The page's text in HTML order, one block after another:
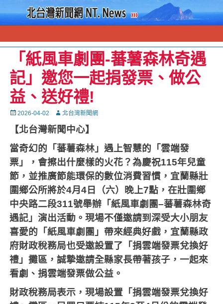
「紙風車劇團-蕃薯森林奇遇
記」邀您一起捐發票、做公
益、送好禮!
Posted
2026-04-02 Autor北台灣新聞網
【北台灣新聞中心】
當奇幻的「蕃薯森林」遇上智慧的「雲端發
票」，會擦出什麼樣的火花？為慶祝115年兒童
節，並推廣節能環保的數位消費習慣，宜蘭縣壯
圍鄉公所將於4月4 日（六）晚上7點，在壯圍鄉
中央路二段311號舉辦「紙風車劇團–蕃薯森林奇
遇記」演出活動。現場不僅邀請到深受大小朋友
喜愛的「紙風車劇團」帶來經典好戲，宜蘭縣政
府財政稅務局也受邀設置了「捐雲端發票兌換好
禮」攤區，誠摯邀請全縣家長帶著孩子，一起來
看劇、捐雲端發票做公益。
財政稅務局表示，現場設置「捐雲端發票兌換好